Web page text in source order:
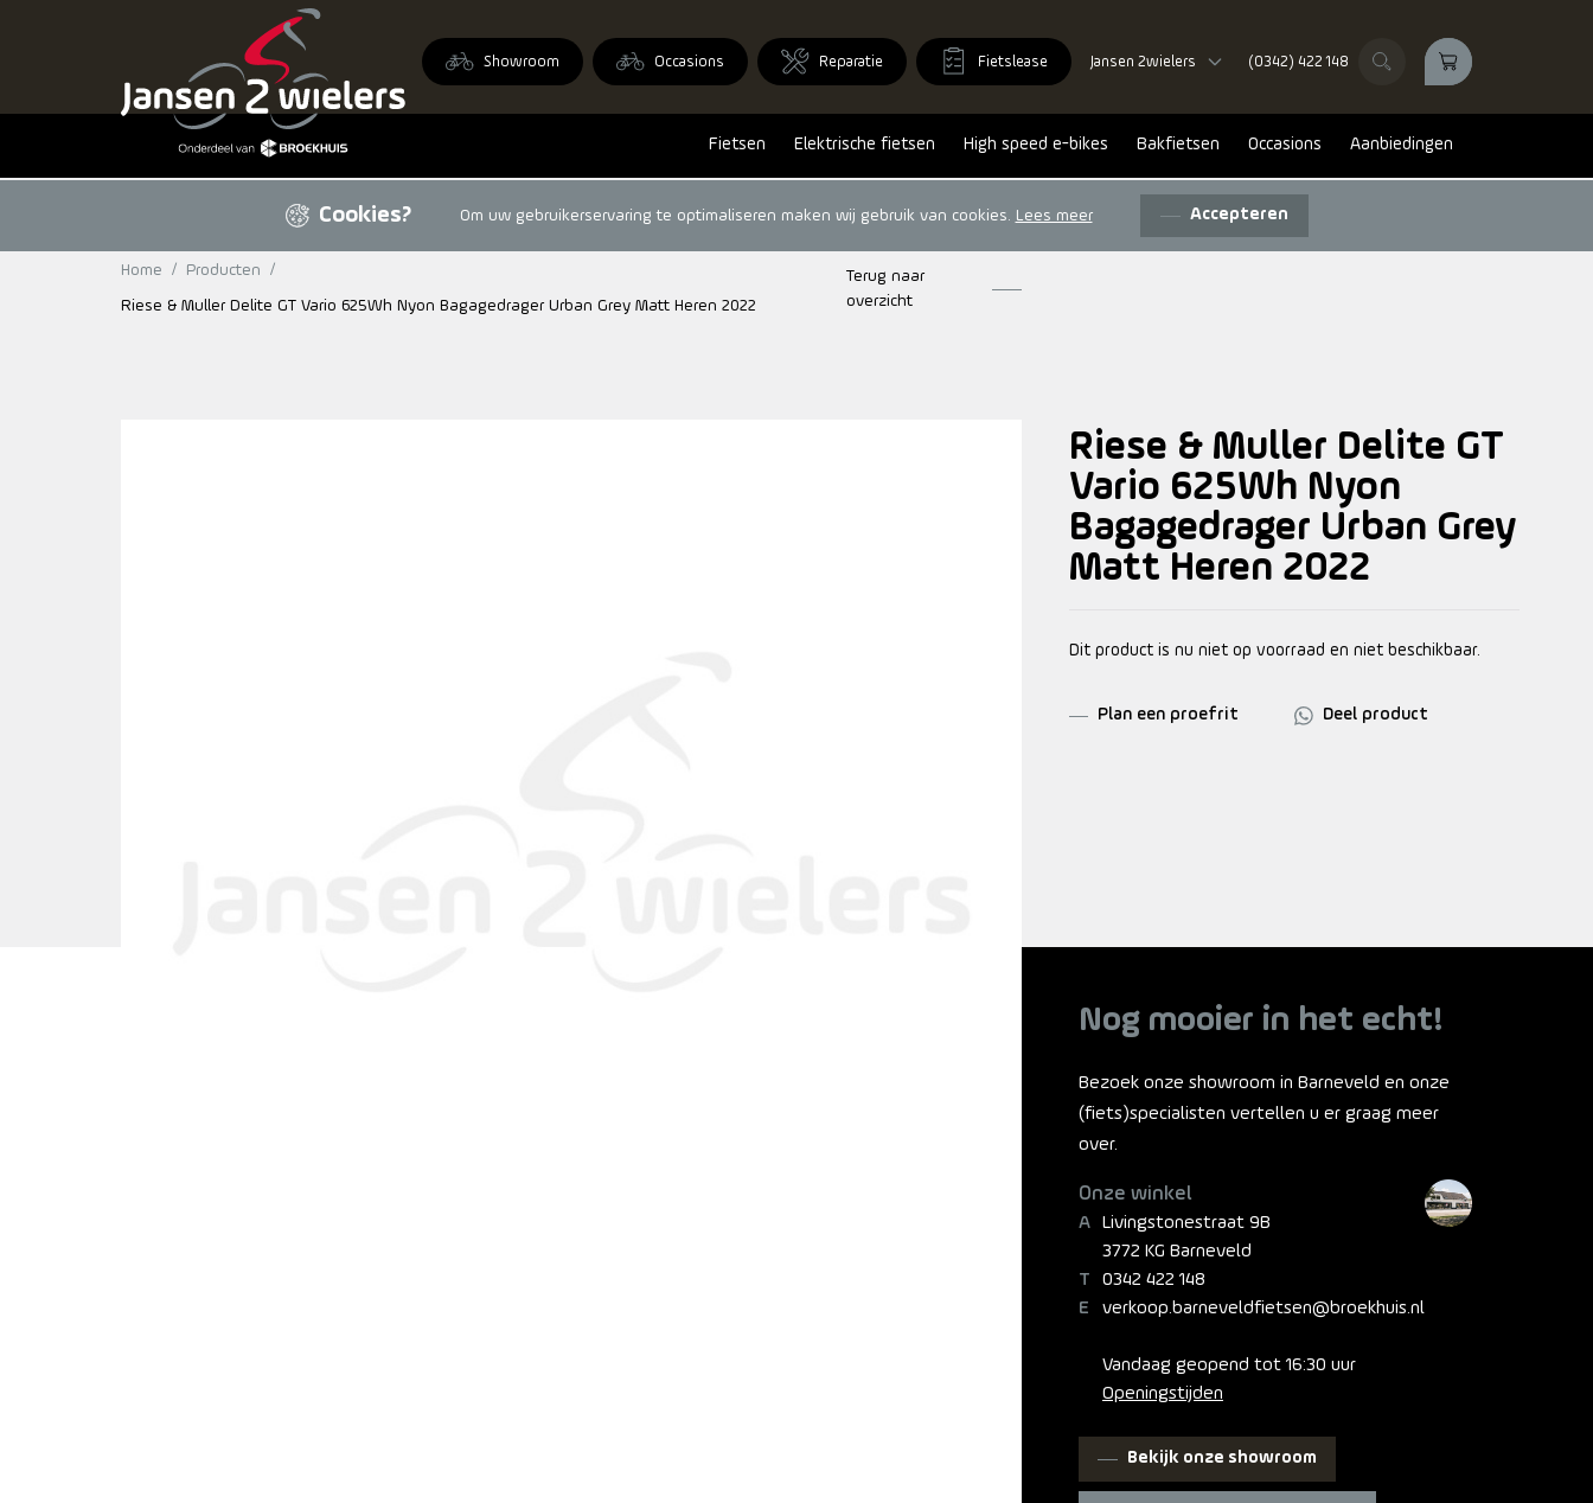
Showroom Occasions Reparatie Fietslease Jansen 2wielers (0342) 422 148
Fietsen Elektrische fietsen High speed e-bikes Bakfietsen Occasions Aanbiedingen
Cookies? Om uw gebruikerservaring te optimaliseren maken wij gebruik van cookies. Lees meer Accepteren
Home / Producten /
Riese & Muller Delite GT Vario 625Wh Nyon Bagagedrager Urban Grey Matt Heren 2022
Terug naar
overzicht
Riese & Muller Delite GT
Vario 625Wh Nyon
Bagagedrager Urban Grey
Matt Heren 2022
Dit product is nu niet op voorraad en niet beschikbaar.
Plan een proefrit Deel product
Nog mooier in het echt!
Bezoek onze showroom in Barneveld en onze
(fiets)specialisten vertellen u er graag meer
over.
Onze winkel
Livingstonestraat 9B
3772 KG Barneveld
0342 422 148
verkoop.barneveldfietsen@broekhuis.nl
Vandaag geopend tot 16:30 uur
Openingstijden
Bekijk onze showroom